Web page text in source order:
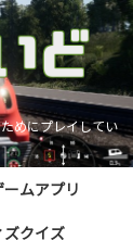
めにプレイしてい
ムアプリ
クイズ